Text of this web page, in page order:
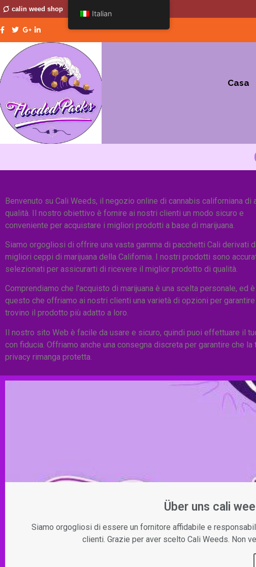
calin weed shop
Casa
Benvenuto su Cali Weeds, il negozio online di cannabis californiana di
qualità. Il nostro obiettivo è fornire ai nostri clienti un modo sicuro e
conveniente per acquistare i migliori prodotti a base di marijuana.
Siamo orgogliosi di offrire una vasta gamma di pacchetti Cali derivati
migliori ceppi di marijuana della California. I nostri prodotti sono
selezionati per assicurarti di ricevere il miglior prodotto di qualità.
Comprendiamo che l'acquisto di marijuana è una scelta personale, ed
questo che offriamo ai nostri clienti una varietà di opzioni per garantire
trovino il prodotto più adatto a loro.
Il nostro sito Web è facile da usare e sicuro, quindi puoi effettuare il
con fiducia. Offriamo anche una consegna discreta per garantire che la
privacy rimanga protetta.
Über uns cali
Siamo orgogliosi di essere un fornitore affidabile e
clienti. Grazie per aver scelto Cali Weeds. Non
Italian